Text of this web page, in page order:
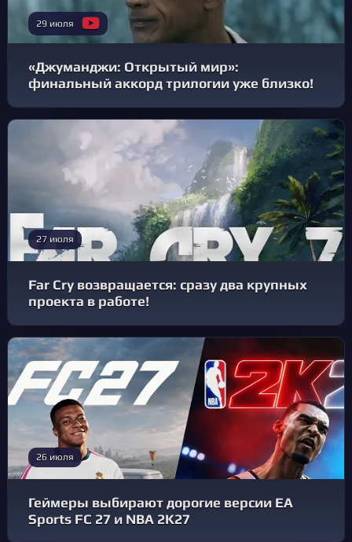
29 июля
«Джуманджи: Открытый мир»:
финальный аккорд трилогии уже близко!
27 июля
Far Cry возвращается: сразу два крупных
проекта в работе!
26 июля
Геймеры выбирают дорогие версии EA
Sports FC 27 и NBA 2K27